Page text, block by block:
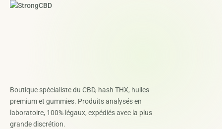
Boutique spécialiste du CBD, hash THX, huiles
premium et gummies. Produits analysés en
laboratoire, 100% légaux, expédiés avec la plus
grande discrétion.